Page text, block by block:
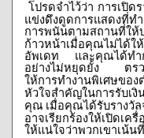
โปรดจำไว้ว่า การเปิด
แข่งดึงดูดการแสดงที่ท
การพนันตามสถานที่ให้
ก้าวหน้าเมื่อคุณไม่ได้ให้
อัพเดท
และคุณได้ทำ
อย่างไม่หยุดยั้ง
ตร
ให้การทำงานพิเศษของ
หัวใจสำคัญในการรับเงิ
คุณ เมื่อคุณได้รับรางวั
อาจเรียกร้องให้เปิดเค
ให้แน่ใจว่าพวกเขาเน้น